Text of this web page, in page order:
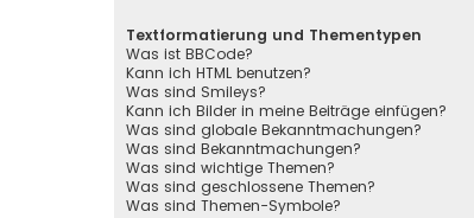
Textformatierung und Thementypen
Was ist BBCode?
Kann ich HTML benutzen?
Was sind Smileys?
Kann ich Bilder in meine Beiträge einfügen?
Was sind globale Bekanntmachungen?
Was sind Bekanntmachungen?
Was sind wichtige Themen?
Was sind geschlossene Themen?
Was sind Themen-Symbole?